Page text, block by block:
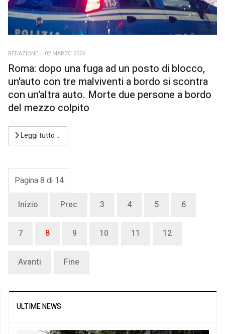
REDAZIONE 02 MARZO 2026
Roma: dopo una fuga ad un posto di blocco,
un'auto con tre malviventi a bordo si scontra
con un'altra auto. Morte due persone a bordo
del mezzo colpito
Leggi tutto …
Pagina 8 di 14
Inizio
Prec 3 4 5 6
7 8 9 10 11 12
Avanti Fine
ULTIME NEWS